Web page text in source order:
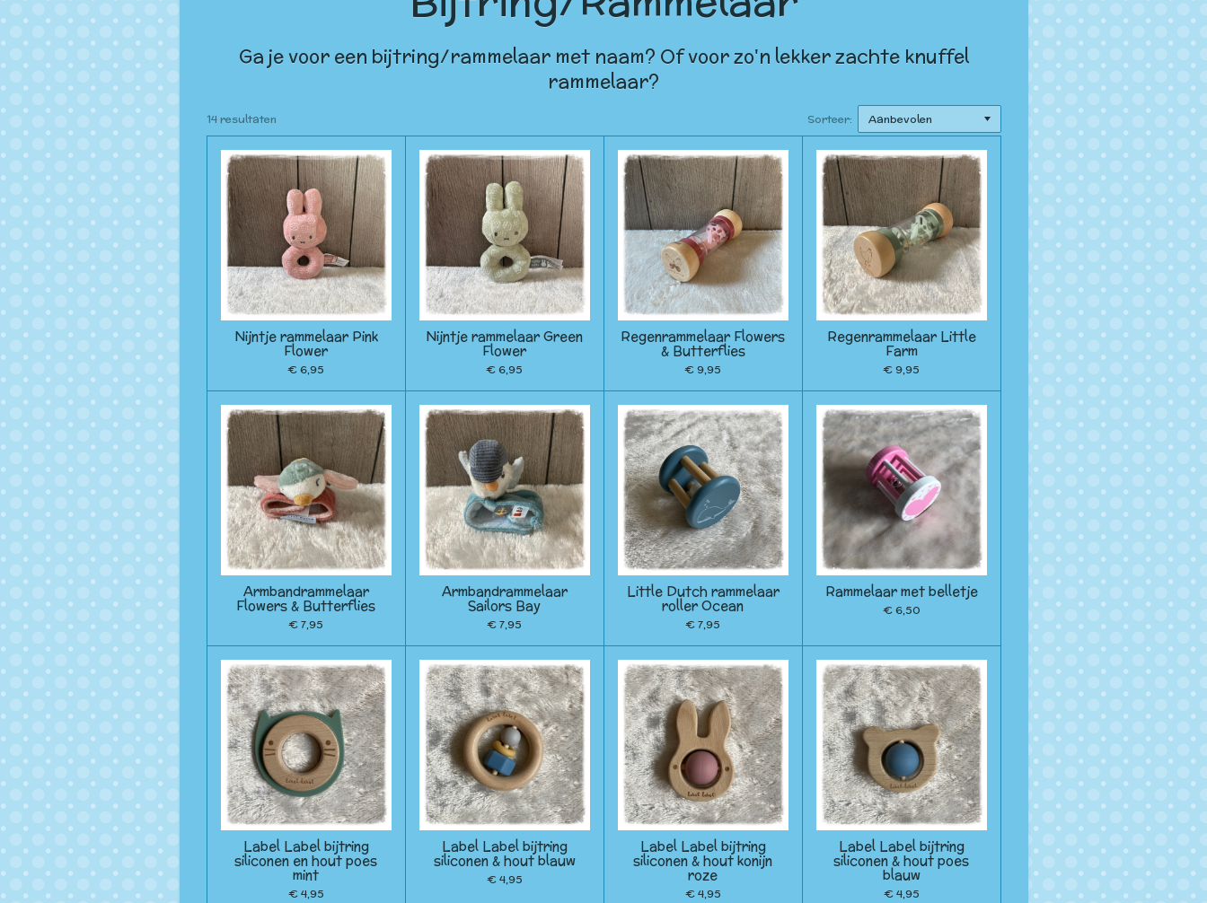
Ga je voor een bijtring/rammelaar met naam? Of voor zo'n lekker zachte knuffel
rammelaar?
14 resultaten Sorteer:
Nijntje rammelaar Pink
Flower
€ 6,95
Nijntje rammelaar Green
Flower
€ 6,95
Regenrammelaar Flowers
& Butterflies
€ 9,95
Regenrammelaar Little
Farm
€ 9,95
Armbandrammelaar
Flowers & Butterflies
€ 7,95
Armbandrammelaar
Sailors Bay
€ 7,95
Little Dutch rammelaar
roller Ocean
€ 7,95
Rammelaar met belletje
€ 6,50
Label Label bijtring
siliconen en hout poes
mint
€ 4,95
Label Label bijtring
siliconen & hout blauw
€ 4,95
Label Label bijtring
siliconen & hout konijn
roze
€ 4,95
Label Label bijtring
siliconen & hout poes
blauw
€ 4,95